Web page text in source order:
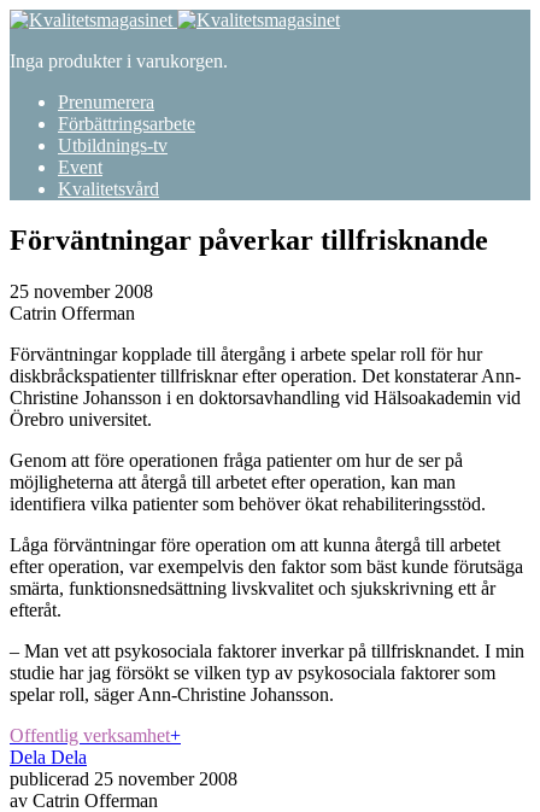
Inga produkter i varukorgen.
Prenumerera
Förbättringsarbete
Utbildnings-tv
Event
Kvalitetsvård
Förväntningar påverkar tillfrisknande
25 november 2008
Catrin Offerman
Förväntningar kopplade till återgång i arbete spelar roll för hur
diskbråckspatienter tillfrisknar efter operation. Det konstaterar Ann-
Christine Johansson i en doktorsavhandling vid Hälsoakademin vid
Örebro universitet.
Genom att före operationen fråga patienter om hur de ser på
möjligheterna att återgå till arbetet efter operation, kan man
identifiera vilka patienter som behöver ökat rehabiliteringsstöd.
Låga förväntningar före operation om att kunna återgå till arbetet
efter operation, var exempelvis den faktor som bäst kunde förutsäga
smärta, funktionsnedsättning livskvalitet och sjukskrivning ett år
efteråt.
– Man vet att psykosociala faktorer inverkar på tillfrisknandet. I min
studie har jag försökt se vilken typ av psykosociala faktorer som
spelar roll, säger Ann-Christine Johansson.
Offentlig verksamhet+
Dela Dela
publicerad 25 november 2008
av Catrin Offerman